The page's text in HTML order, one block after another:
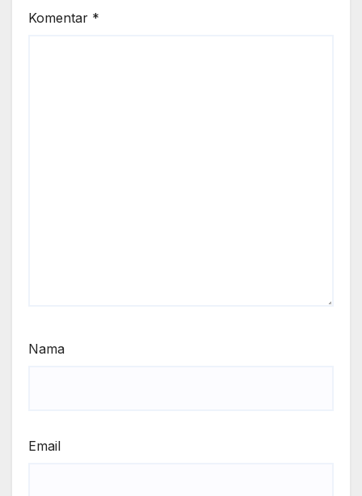
Komentar *
Nama
Email